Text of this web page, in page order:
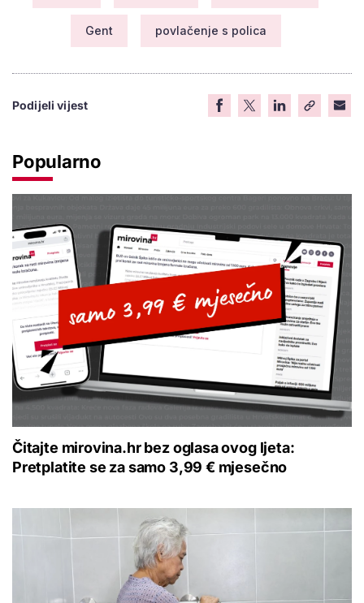
Gent povlačenje s polica
Podijeli vijest
Popularno
Čitajte mirovina.hr bez oglasa ovog ljeta:
Pretplatite se za samo 3,99 € mjesečno